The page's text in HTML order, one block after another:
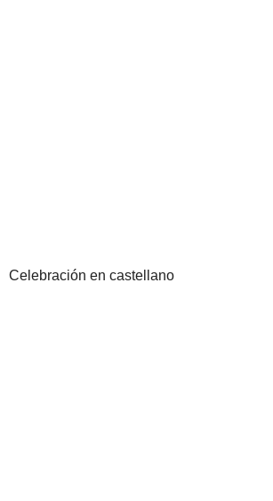
Celebración en castellano